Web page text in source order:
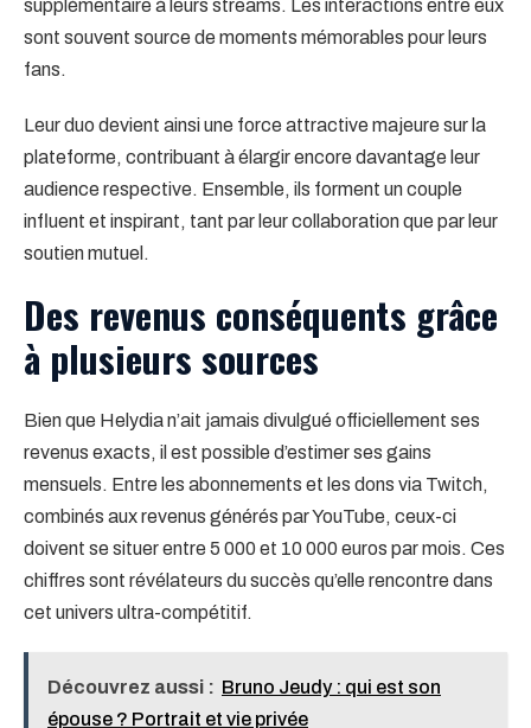
supplémentaire à leurs streams. Les interactions entre eux
sont souvent source de moments mémorables pour leurs
fans.
Leur duo devient ainsi une force attractive majeure sur la
plateforme, contribuant à élargir encore davantage leur
audience respective. Ensemble, ils forment un couple
influent et inspirant, tant par leur collaboration que par leur
soutien mutuel.
Des revenus conséquents grâce
à plusieurs sources
Bien que Helydia n’ait jamais divulgué officiellement ses
revenus exacts, il est possible d’estimer ses gains
mensuels. Entre les abonnements et les dons via Twitch,
combinés aux revenus générés par YouTube, ceux-ci
doivent se situer entre 5 000 et 10 000 euros par mois. Ces
chiffres sont révélateurs du succès qu’elle rencontre dans
cet univers ultra-compétitif.
Découvrez aussi : Bruno Jeudy : qui est son
épouse ? Portrait et vie privée